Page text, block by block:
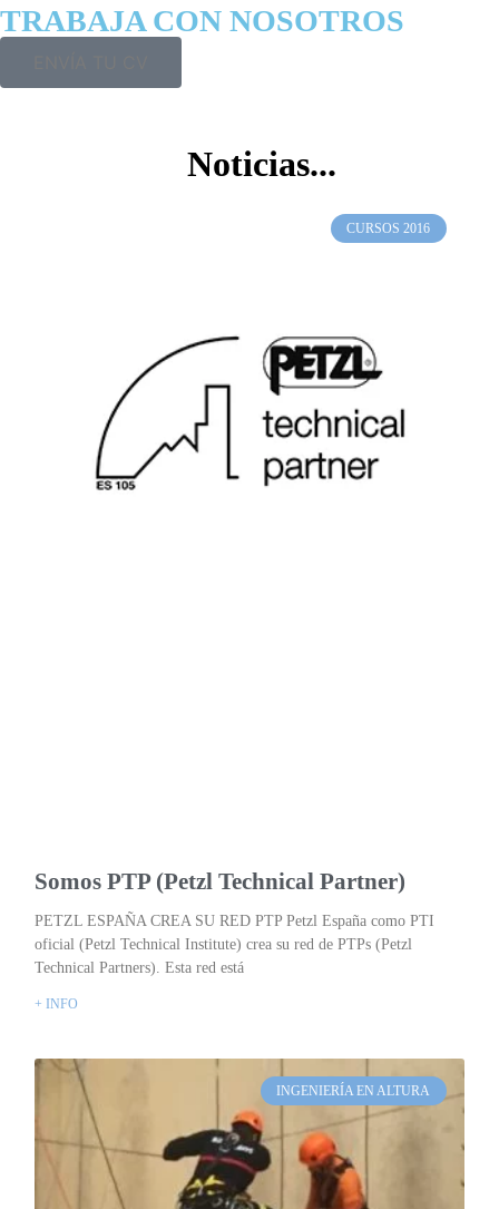
TRABAJA CON NOSOTROS
Noticias...
CURSOS 2016
Somos PTP (Petzl Technical Partner)
PETZL ESPAÑA CREA SU RED PTP Petzl España como PTI
oficial (Petzl Technical Institute) crea su red de PTPs (Petzl
Technical Partners). Esta red está
+ INFO
INGENIERÍA EN ALTURA